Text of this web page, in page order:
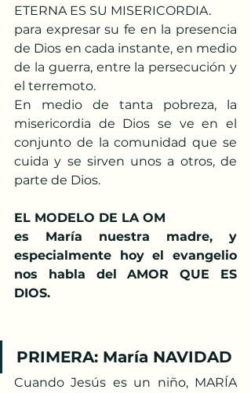
ETERNA ES SU MISERICORDIA.
para expresar su fe en la presencia
de Dios en cada instante, en medio
de la guerra, entre la persecución y
el terremoto.
En medio de tanta pobreza, la
misericordia de Dios se ve en el
conjunto de la comunidad que se
cuida y se sirven unos a otros, de
parte de Dios.
EL MODELO DE LA OM
es María nuestra madre, y
especialmente hoy el evangelio
nos habla del AMOR QUE ES
DIOS.
PRIMERA: María NAVIDAD
Cuando Jesús es un niño, MARÍA